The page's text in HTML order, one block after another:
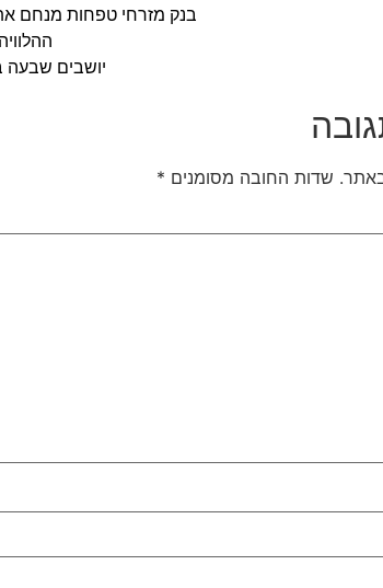
בנק מזרחי טפחות מנחם
ההלוויה
יושבים שבעה ברחוב
שדות החובה מסומנים *